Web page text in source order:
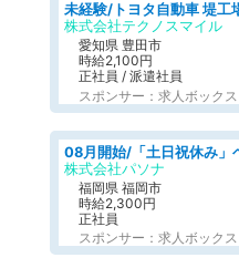
株式会社テクノスマイル
愛知県 豊田市
時給2,100円
正社員 / 派遣社員
スポンサー：求人ボックス
株式会社パソナ
福岡県 福岡市
時給2,300円
正社員
スポンサー：求人ボックス